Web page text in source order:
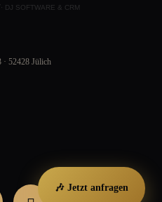
· DJ SOFTWARE & CRM
· 52428 Jülich
🎶 Jetzt anfragen